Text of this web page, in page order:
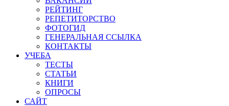
РЕЙТИНГ
РЕПЕТИТОРСТВО
ФОТОГИД
ГЕНЕРАЛЬНАЯ ССЫЛКА
КОНТАКТЫ
УЧЕБА
ТЕСТЫ
СТАТЬИ
КНИГИ
ОПРОСЫ
САЙТ